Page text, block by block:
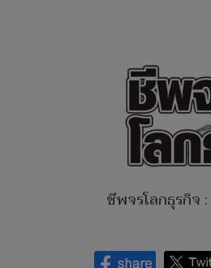
ชีพจรโลกธุรกิจ